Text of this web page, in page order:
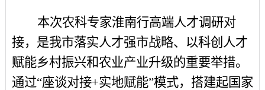
本次农科专家淮南行高端人才调研对
接，是我市落实人才强市战略、以科创人才
赋能乡村振兴和农业产业升级的重要举措。
通过“座谈对接+实地赋能”模式，搭建起国家